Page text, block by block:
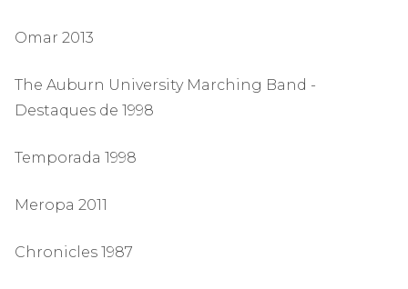
Omar 2013
The Auburn University Marching Band -
Destaques de 1998
Temporada 1998
Meropa 2011
Chronicles 1987